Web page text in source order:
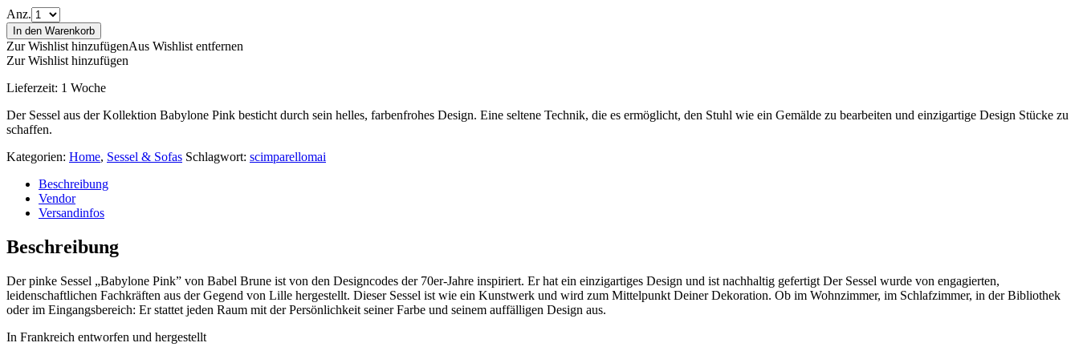
Anz.
In den Warenkorb
Zur Wishlist hinzufügenAus Wishlist entfernen
Zur Wishlist hinzufügen
Lieferzeit: 1 Woche
Der Sessel aus der Kollektion Babylone Pink besticht durch sein helles, farbenfrohes Design. Eine seltene Technik, die es ermöglicht, den Stuhl wie ein Gemälde zu bearbeiten und einzigartige Design Stücke zu
schaffen.
Kategorien: Home, Sessel & Sofas Schlagwort: scimparellomai
Beschreibung
Vendor
Versandinfos
Beschreibung
Der pinke Sessel „Babylone Pink” von Babel Brune ist von den Designcodes der 70er-Jahre inspiriert. Er hat ein einzigartiges Design und ist nachhaltig gefertigt Der Sessel wurde von engagierten,
leidenschaftlichen Fachkräften aus der Gegend von Lille hergestellt. Dieser Sessel ist wie ein Kunstwerk und wird zum Mittelpunkt Deiner Dekoration. Ob im Wohnzimmer, im Schlafzimmer, in der Bibliothek
oder im Eingangsbereich: Er stattet jeden Raum mit der Persönlichkeit seiner Farbe und seinem auffälligen Design aus.
In Frankreich entworfen und hergestellt